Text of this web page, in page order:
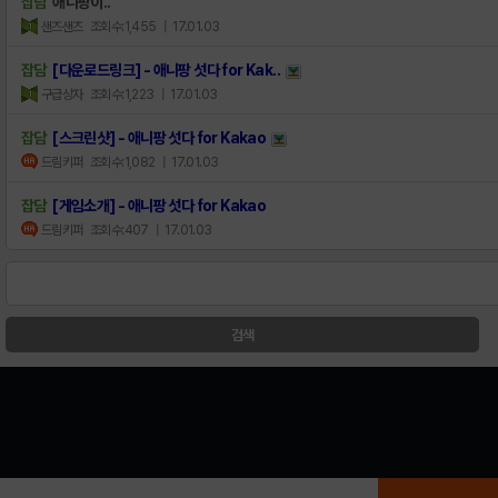
샌즈샌즈 조회수:1,455 | 17.01.03
잡담 [다운로드링크] - 애니팡 섯다 for Kak..
구급상자 조회수:1,223 | 17.01.03
잡담 [스크린샷] - 애니팡 섯다 for Kakao
드림키퍼 조회수:1,082 | 17.01.03
잡담 [게임소개] - 애니팡 섯다 for Kakao
드림키퍼 조회수:407 | 17.01.03
검색